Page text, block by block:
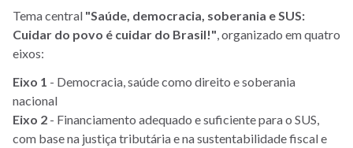
Tema central "Saúde, democracia, soberania e SUS:
Cuidar do povo é cuidar do Brasil!" organizado emquatro
eixos:
Eixo 1 - Democracia, saúde como direito e soberania
nacional
Eixo 2 - Financiamento adequado e suficiente para o SUS,
com base na justiça tributária e na sustentabilidade fiscal e